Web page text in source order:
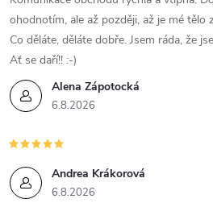
k
y
v
ý
p
i
Alena Zápotocká
6.8.2026
ohodnotím, ale až později, až je mé
Co děláte, děláte dobře. Jsem ráda, že
Ať se daří!! :-)
Andrea Krákorová
6.8.2026